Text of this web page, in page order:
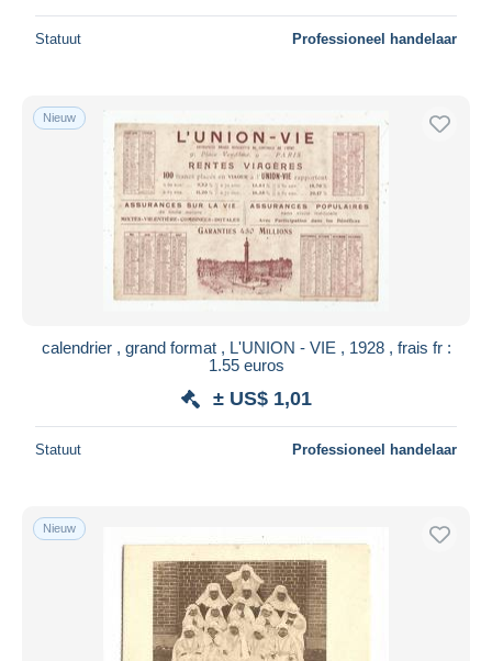
Statuut Professioneel handelaar
Nieuw
calendrier , grand format , L'UNION - VIE , 1928 , frais fr :
1.55 euros
± US$ 1,01
Statuut Professioneel handelaar
Nieuw